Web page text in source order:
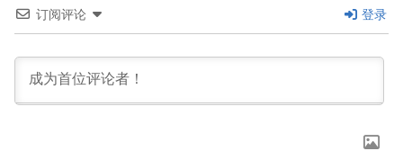
订阅评论 登录